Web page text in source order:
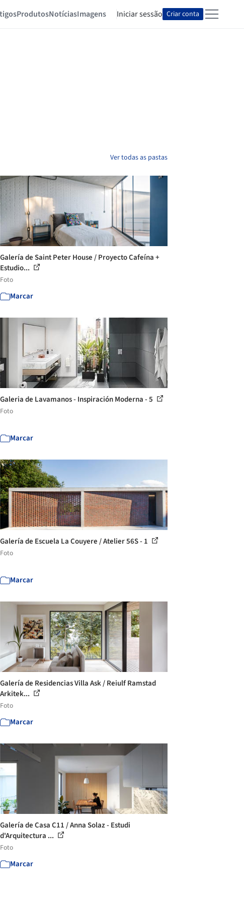
ProdutosNotíciasImagens Iniciar sessão Criar conta
Ver todas as pastas
Galería de Saint Peter House / Proyecto Cafeína +
Estudio...
Foto
Marcar
Galeria de Lavamanos - Inspiración Moderna - 5
Foto
Marcar
Galería de Escuela La Couyere / Atelier 56S - 1
Foto
Marcar
Galería de Residencias Villa Ask / Reiulf Ramstad
Arkitek...
Foto
Marcar
Galería de Casa C11 / Anna Solaz - Estudi
d'Arquitectura ...
Foto
Marcar